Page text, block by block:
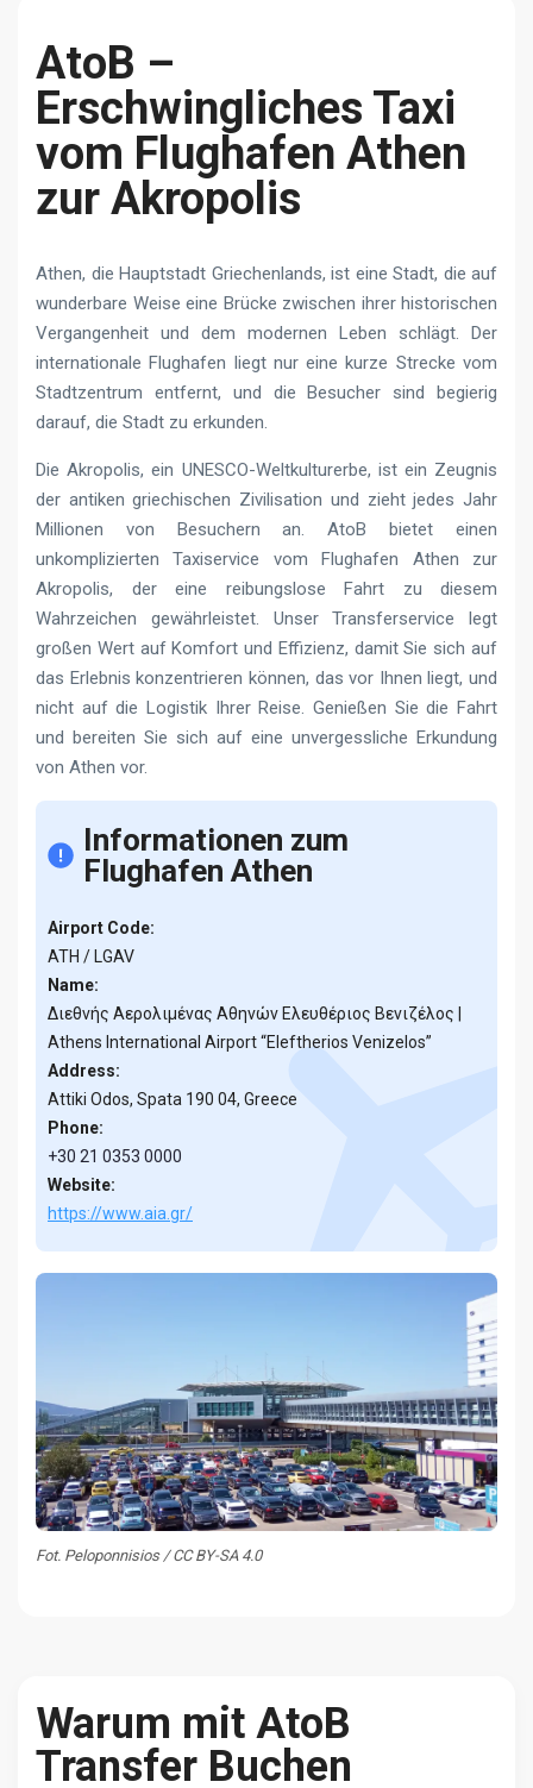
AtoB –
Erschwingliches Taxi
vom Flughafen Athen
zur Akropolis
Athen, die Hauptstadt Griechenlands, ist eine Stadt, die auf
wunderbare Weise eine Brücke zwischen ihrer historischen
Vergangenheit und dem modernen Leben schlägt. Der
internationale Flughafen liegt nur eine kurze Strecke vom
Stadtzentrum entfernt, und die Besucher sind begierig
darauf, die Stadt zu erkunden.
Die Akropolis, ein UNESCO-Weltkulturerbe, ist ein Zeugnis
der antiken griechischen Zivilisation und zieht jedes Jahr
Millionen von Besuchern an. AtoB bietet einen
unkomplizierten Taxiservice vom Flughafen Athen zur
Akropolis, der eine reibungslose Fahrt zu diesem
Wahrzeichen gewährleistet. Unser Transferservice legt
großen Wert auf Komfort und Effizienz, damit Sie sich auf
das Erlebnis konzentrieren können, das vor Ihnen liegt, und
nicht auf die Logistik Ihrer Reise. Genießen Sie die Fahrt
und bereiten Sie sich auf eine unvergessliche Erkundung
von Athen vor.
Informationen zum
Flughafen Athen
Airport Code:
ATH / LGAV
Name:
Διεθνής Αερολιμένας Αθηνών Ελευθέριος Βενιζέλος |
Athens International Airport “Eleftherios Venizelos”
Address:
Attiki Odos, Spata 190 04, Greece
Phone:
+30 21 0353 0000
Website:
https://www.aia.gr/
Fot. Peloponnisios / CC BY-SA 4.0
Warum mit AtoB
Transfer Buchen